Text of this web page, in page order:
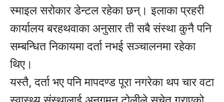
स्माइल सरोकार डेन्टल रहेका छन्। इलाका प्रहरी
कार्यालय बरहथवाका अनुसार ती सबै संस्था कुनै पनि
सम्बन्धित निकायमा दर्ता नभई सञ्चालनमा रहेका
थिए।
यस्तै, दर्ता भए पनि मापदण्ड पूरा नगरेका थप चार वटा